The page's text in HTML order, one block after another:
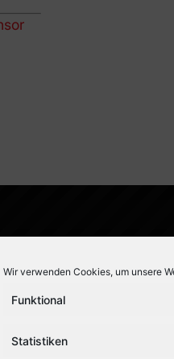
Wir verwenden Cookies, um unsere
Funktional
Statistiken
Damit erhält der Schlussmann
zu arbeiten. Für Roth